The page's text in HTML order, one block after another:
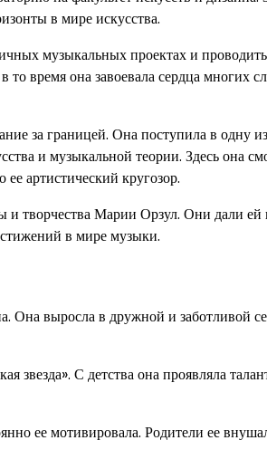
в мире искусства.
музыкальных проектах и
время она завоевала сердца многих
за границей. Она поступила в одну
и музыкальной теории. Здесь она
артистический кругозор.
творчества Марии Орзул. Они дали ей
в мире музыки.
Она выросла в дружной и заботливой
звезда». С детства она проявляла
ее мотивировала. Родители ее